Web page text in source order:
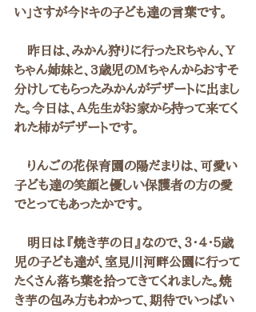
い」さすが今ドキの子ども達の言葉です。
昨日は、みかん狩りに行ったＲちゃん、Ｙ
ちゃん姉妹と、3歳児のＭちゃんからおすそ
分けしてもらったみかんがデザートに出まし
た。今日は、Ａ先生がお家から持って来てく
れた柿がデザートです。
りんごの花保育園の陽だまりは、可愛い
子ども達の笑顔と優しい保護者の方の愛
でとってもあったかです。
明日は『焼き芋の日』なので、３・４・５歳
児の子ども達が、室見川河畔公園に行って
たくさん落ち葉を拾ってきてくれました。焼
き芋の包み方もわかって、期待でいっぱい